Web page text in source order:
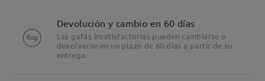
Devolución y cambio en 60 días
Las gafas insatisfactorias pueden cambiarse o
devolverse en un plazo de 60 días a partir de su
entrega.